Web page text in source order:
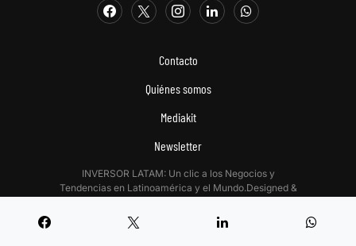
Contacto
Quiénes somos
Mediakit
Newsletter
INVERSOR LATAM: Un clic a los Negocios y
Tendencias en Latinoamérica y el Mundo.Designed &